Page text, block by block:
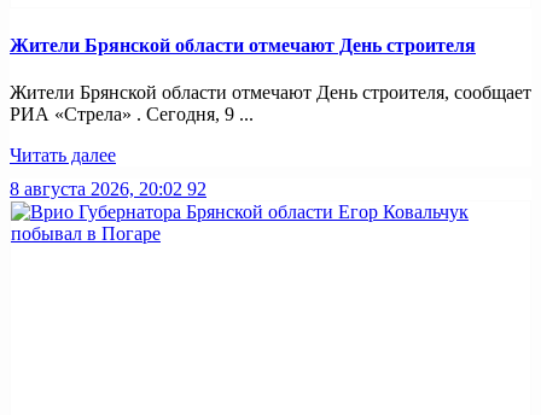
Жители Брянской области отмечают День строителя
Жители Брянской области отмечают День строителя, сообщает
РИА «Стрела» . Сегодня, 9 ...
Читать далее
8 августа 2026, 20:02 92